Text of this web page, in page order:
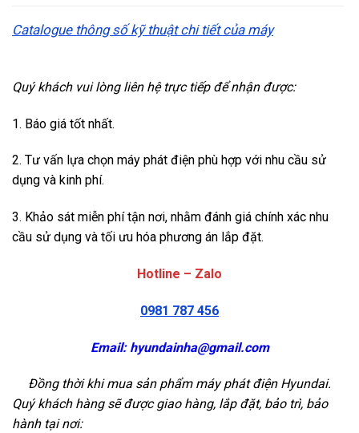
Catalogue thông số kỹ thuật chi tiết của máy
Quý khách vui lòng liên hệ trực tiếp để nhận được:
1. Báo giá tốt nhất.
2. Tư vấn lựa chọn máy phát điện phù hợp với nhu cầu sử
dụng và kinh phí.
3. Khảo sát miễn phí tận nơi, nhằm đánh giá chính xác nhu
cầu sử dụng và tối ưu hóa phương án lắp đặt.
Hotline – Zalo
0981 787 456
Email: hyundainha@gmail.com
Đồng thời khi mua sản phẩm máy phát điện Hyundai.
Quý khách hàng sẽ được giao hàng, lắp đặt, bảo trì, bảo
hành tại nơi: